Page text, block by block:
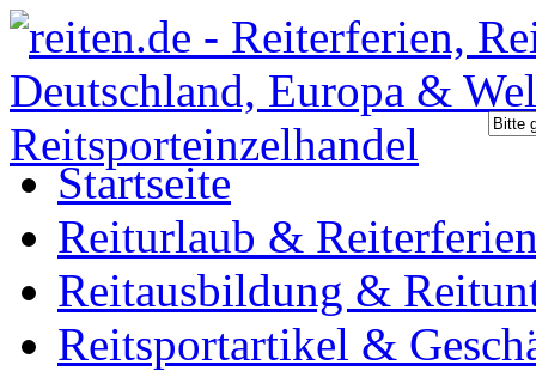
Startseite
Reiturlaub &
Reitausbildung &
Reitsportartikel &